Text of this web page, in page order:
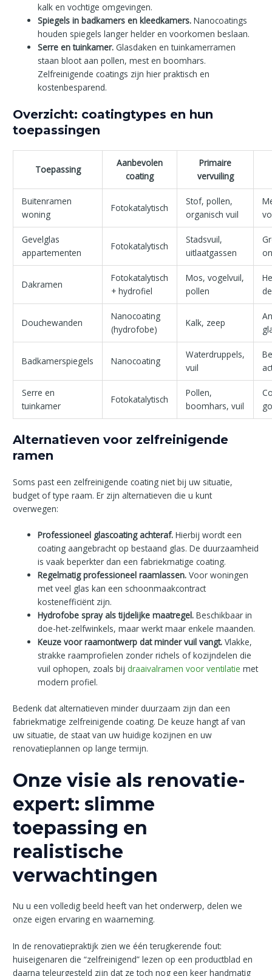
kalk en vochtige omgevingen.
Spiegels in badkamers en kleedkamers. Nanocoatings
houden spiegels langer helder en voorkomen beslaan.
Serre en tuinkamer. Glasdaken en tuinkamerramen
staan bloot aan pollen, mest en boomhars.
Zelfreinigende coatings zijn hier praktisch en
kostenbesparend.
Overzicht: coatingtypes en hun
toepassingen
Toepassing
Aanbevolen
coating
Primaire
vervuiling
Buitenramen
woning
Fotokatalytisch
Stof, pollen,
organisch vuil
Gevelglas
appartementen
Fotokatalytisch
Stadsvuil,
uitlaatgassen
Dakramen
Fotokatalytisch
+ hydrofiel
Mos, vogelvuil,
pollen
Douchewanden
Nanocoating
(hydrofobe)
Kalk, zeep
Badkamerspiegels Nanocoating
Waterdruppels,
vuil
Serre en
tuinkamer
Fotokatalytisch
Pollen,
boomhars, vuil
Alternatieven voor zelfreinigende
ramen
Soms past een zelfreinigende coating niet bij uw situatie,
budget of type raam. Er zijn alternatieven die u kunt
overwegen:
Professioneel glascoating achteraf. Hierbij wordt een
coating aangebracht op bestaand glas. De duurzaamheid
is vaak beperkter dan een fabriekmatige coating.
Regelmatig professioneel raamlassen. Voor woningen
met veel glas kan een schoonmaakcontract
kostenefficiënt zijn.
Hydrofobe spray als tijdelijke maatregel. Beschikbaar in
doe-het-zelfwinkels, maar werkt maar enkele maanden.
Keuze voor raamontwerp dat minder vuil vangt. Vlakke,
strakke raamprofielen zonder richels of kozijndelen die
vuil ophopen, zoals bij draaivalramen voor ventilatie met
modern profiel.
Bedenk dat alternatieven minder duurzaam zijn dan een
fabriekmatige zelfreinigende coating. De keuze hangt af van
uw situatie, de staat van uw huidige kozijnen en uw
renovatieplannen op lange termijn.
Onze visie als renovatie-
expert: slimme
toepassing en
realistische
verwachtingen
Nu u een volledig beeld heeft van het onderwerp, delen we
onze eigen ervaring en waarneming.
In de renovatiepraktijk zien we één terugkerende fout:
huiseigenaren die “zelfreinigend” lezen op een productblad en
daarna teleurgesteld zijn dat ze toch nog een keer handmatig